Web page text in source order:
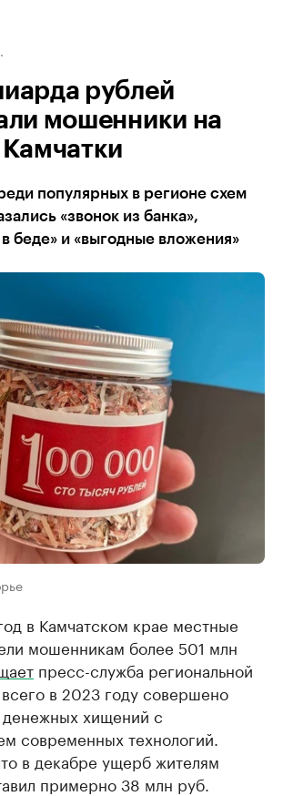
рублей
мошенники на
популярных в регионе схем
«звонок из банка»,
беде» и «выгодные вложения»
в Камчатском крае местные
мошенникам более 501 млн
пресс-служба региональной
в 2023 году совершено
денежных хищений с
современных технологий.
в декабре ущерб жителям
примерно 38 млн руб.